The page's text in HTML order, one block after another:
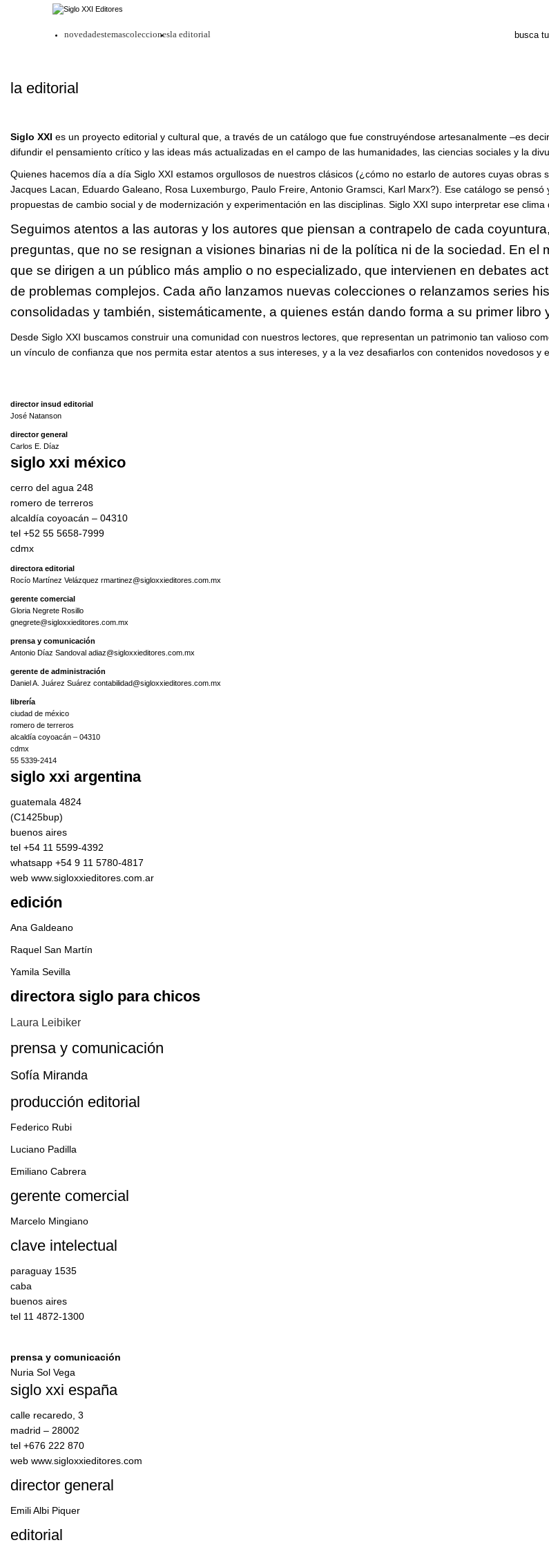
novedadestemascoleccionesla editorial
la editorial
Siglo XXI es un proyecto editorial y cultural que, a través de un catálogo que fue construyéndose artesanalmente –es
difundir el pensamiento crítico y las ideas más actualizadas en el campo de las humanidades, las ciencias sociales y la
Quienes hacemos día a día Siglo XXI estamos orgullosos de nuestros clásicos (¿cómo no estarlo de autores cuyas obras
Jacques Lacan, Eduardo Galeano, Rosa Luxemburgo, Paulo Freire, Antonio Gramsci, Karl Marx?). Ese catálogo se
propuestas de cambio social y de modernización y experimentación en las disciplinas. Siglo XXI supo interpretar ese clima
Seguimos atentos a las autoras y los autores que piensan a contrapelo de cada
preguntas, que no se resignan a visiones binarias ni de la política ni de la sociedad. En
que se dirigen a un público más amplio o no especializado, que intervienen en debates
de problemas complejos. Cada año lanzamos nuevas colecciones o relanzamos series
consolidadas y también, sistemáticamente, a quienes están dando forma a su primer
Desde Siglo XXI buscamos construir una comunidad con nuestros lectores, que representan un patrimonio tan valioso
un vínculo de confianza que nos permita estar atentos a sus intereses, y a la vez desafiarlos con contenidos novedosos y
director insud editorial
José Natanson
director general
Carlos E. Díaz
siglo xxi méxico
cerro del agua 248
romero de terreros
alcaldía coyoacán – 04310
tel +52 55 5658-7999
cdmx
directora editorial
Rocío Martínez Velázquez rmartinez@sigloxxieditores.com.mx
gerente comercial
Gloria Negrete Rosillo
gnegrete@sigloxxieditores.com.mx
prensa y comunicación
Antonio Díaz Sandoval adiaz@sigloxxieditores.com.mx
gerente de administración
Daniel A. Juárez Suárez contabilidad@sigloxxieditores.com.mx
librería
ciudad de méxico
romero de terreros
alcaldía coyoacán – 04310
cdmx
55 5339-2414
siglo xxi argentina
guatemala 4824
(C1425bup)
buenos aires
tel +54 11 5599-4392
whatsapp +54 9 11 5780-4817
web www.sigloxxieditores.com.ar
edición
Ana Galdeano
Raquel San Martín
Yamila Sevilla
directora siglo para chicos
Laura Leibiker
prensa y comunicación
Sofía Miranda
producción editorial
Federico Rubi
Luciano Padilla
Emiliano Cabrera
gerente comercial
Marcelo Mingiano
clave intelectual
paraguay 1535
caba
buenos aires
tel 11 4872-1300
prensa y comunicación
Nuria Sol Vega
siglo xxi españa
calle recaredo, 3
madrid – 28002
tel +676 222 870
web www.sigloxxieditores.com
director general
Emili Albi Piquer
editorial